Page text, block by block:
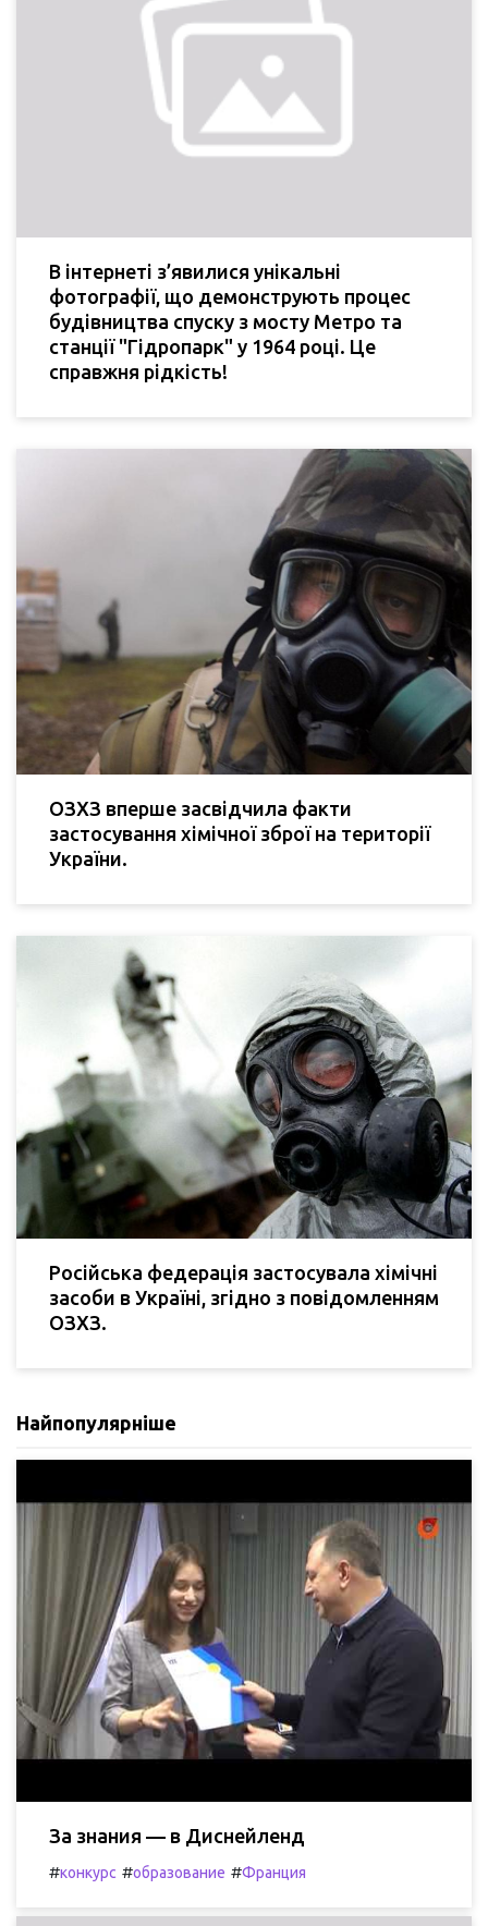
В інтернеті з’явилися унікальні
фотографії, що демонструють процес
будівництва спуску з мосту Метро та
станції "Гідропарк" у 1964 році. Це
справжня рідкість!
ОЗХЗ вперше засвідчила факти
застосування хімічної зброї на території
України.
Російська федерація застосувала хімічні
засоби в Україні, згідно з повідомленням
ОЗХЗ.
Найпопулярніше
За знания — в Диснейленд
#конкурс #образование #Франция